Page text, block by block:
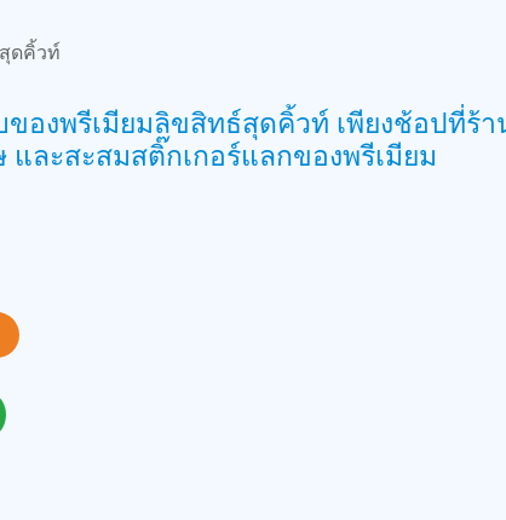
คิ้วท์
ของพรีเมียมลิขสิทธ์สุดคิ้วท์ เพียงช้อปที่ร้า
ละสะสมสติ๊กเกอร์แลกของพรีเมียม